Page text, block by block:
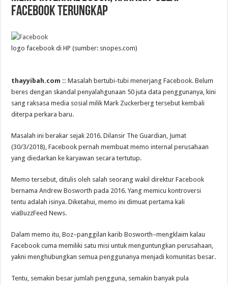
Facebook Terungkap
logo facebook di HP (sumber: snopes.com)
thayyibah.com ::Masalah bertubi-tubi menerjang Facebook. Belum
beres dengan skandal penyalahgunaan 50 juta data penggunanya, kini
sang raksasa media sosial milik Mark Zuckerberg tersebut kembali
diterpa perkara baru.
Masalah ini berakar sejak 2016. Dilansir The Guardian, Jumat
(30/3/2018), Facebook pernah membuat memo internal perusahaan
yang diedarkan ke karyawan secara tertutup.
Memo tersebut, ditulis oleh salah seorang wakil direktur Facebook
bernama Andrew Bosworth pada 2016. Yang memicu kontroversi
tentu adalah isinya. Diketahui, memo ini dimuat pertama kali
viaBuzzFeed News.
Dalam memo itu, Boz–panggilan karib Bosworth–mengklaim kalau
Facebook cuma memiliki satu misi untuk menguntungkan perusahaan,
yakni menghubungkan semua penggunanya menjadi komunitas besar.
Tentu, semakin besar jumlah pengguna, semakin banyak pula